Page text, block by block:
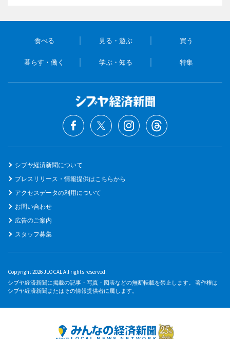
食べる 見る・遊ぶ 買う
暮らす・働く 学ぶ・知る 特集
シブヤ経済新聞について
プレスリリース・情報提供はこちらから
アクセスデータの利用について
お問い合わせ
広告のご案内
スタッフ募集
Copyright 2026 JLOCAL All rights reserved.
シブヤ経済新聞に掲載の記事・写真・図表などの無断転載を禁止します。 著作権は
シブヤ経済新聞またはその情報提供者に属します。